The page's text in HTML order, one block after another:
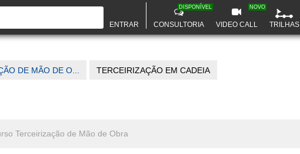
ENTRAR CONSULTORIA
DISPONÍVEL
VIDEO CALL
NOVO
TRILHAS
DE MÃO DE O... TERCEIRIZAÇÃO EM CADEIA
Terceirização de Mão de Obra